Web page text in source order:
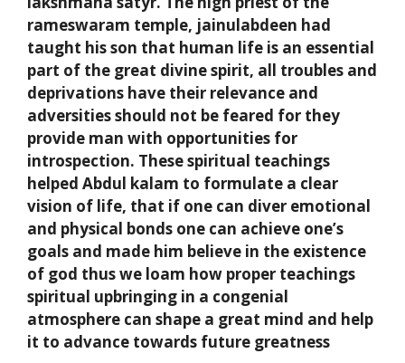
rameswaram temple, jainulabdeen had
taught his son that human life is an essential
part of the great divine spirit, all troubles and
deprivations have their relevance and
adversities should not be feared for they
provide man with opportunities for
introspection. These spiritual teachings
helped Abdul kalam to formulate a clear
vision of life, that if one can diver emotional
and physical bonds one can achieve one’s
goals and made him believe in the existence
of god thus we loam how proper teachings
spiritual upbringing in a congenial
atmosphere can shape a great mind and help
it to advance towards future greatness